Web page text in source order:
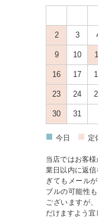
2 3
9 10
16 17
23 24
30 31
■ 今日 ■ 定
当店ではお客
業日以内に返
ぎてもメール
ブルの可能性
ございますが、
だけますよう宜